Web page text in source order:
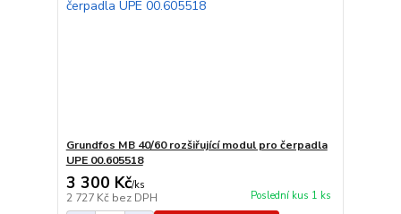
Grundfos MB 40/60 rozšiřující modul pro čerpadla
UPE 00.605518
3 300 Kč/ks
2 727 Kč bez DPH Poslední kus 1 ks